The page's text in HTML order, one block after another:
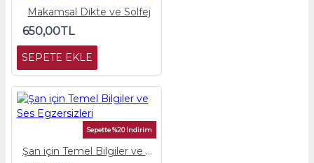
Makamsal Dikte ve Solfej
650,00TL
SEPETE EKLE
Sepette %20 İndirim
Şan için Temel Bilgiler ve Ses Egzersizleri